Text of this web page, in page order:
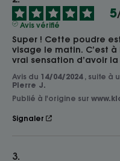
5
Avis vérifié
Super ! Cette poudre
visage le matin. C’est
vrai sensation d’avoir
Avis du 14/04/2024 , suite à
Pierre J.
Publié à l'origine sur
Signaler